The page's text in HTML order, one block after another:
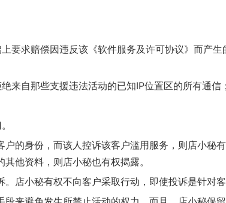
要求赔偿因违反该《软件服务及许可协议》而产
来自那些支援违法活动的已知IP位置区的所有通信；
的身份，而该人控诉该客户滥用服务，则店小秘
他资料，则店小秘也有权揭露。
店小秘有权不向客户采取行动，即使投诉是针对